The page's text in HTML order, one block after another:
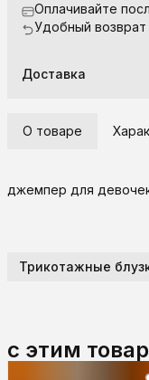
Оплачивайте
Удобный возврат
Доставка
О товаре
джемпер для
Трикотажные
с этим